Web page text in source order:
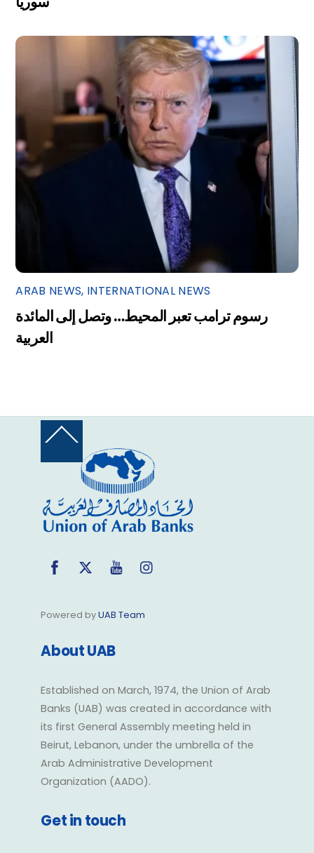
ARAB NEWS, INTERNATIONAL NEWS
رسوم ترامب تعبر المحيط… وتصل إلى المائدة
العربية
Back
Top
Facebook
Twitter YouTube
Powered byUAB Team
About UAB
Established on March, 1974, the Union of Arab
Banks (UAB) was created in accordance with
its first General Assembly meeting held in
Beirut, Lebanon, under the umbrella of the
Arab Administrative Development
Organization (AADO).
Get in touch